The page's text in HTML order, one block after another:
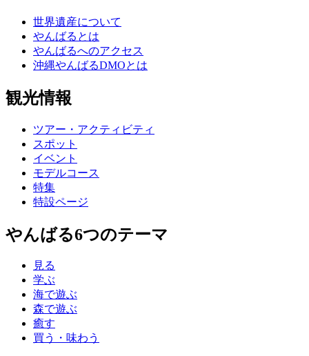
世界遺産について
やんばるとは
やんばるへのアクセス
沖縄やんばるDMOとは
観光情報
ツアー・アクティビティ
スポット
イベント
モデルコース
特集
特設ページ
やんばる6つのテーマ
見る
学ぶ
海で遊ぶ
森で遊ぶ
癒す
買う・味わう